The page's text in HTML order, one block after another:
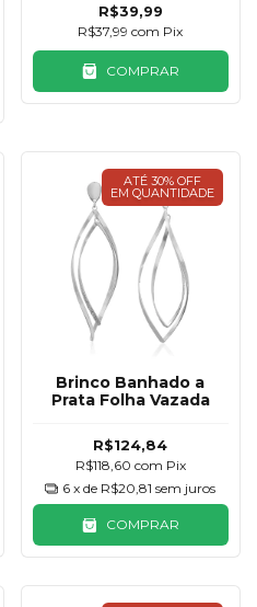
R$39,99
R$37,99com Pix
COMPRAR
ATÉ 30% OFF
EM QUANTIDADE
Brinco Banhado a
Prata Folha Vazada
R$124,84
R$118,60 com Pix
6 x de R$20,81 sem juros
COMPRAR